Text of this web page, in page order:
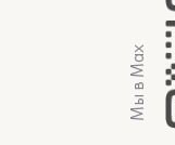
Мы в Max